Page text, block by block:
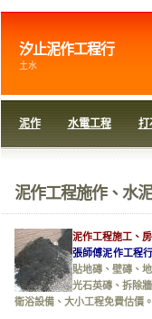
汐止泥作工程行
土水
泥作 水電工程 打
泥作工程施作、水
泥作工程施工、
張師傅泥作工程行
貼地磚、壁磚、
光石英磚、拆除
衛浴設備、大小工程免費估價。